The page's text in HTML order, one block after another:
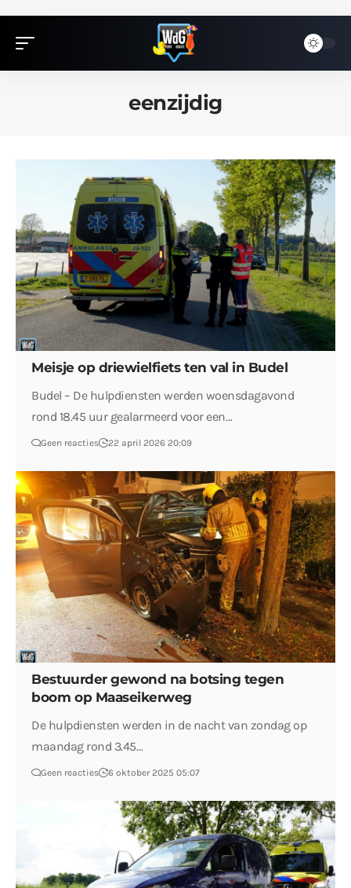
eenzijdig
Meisje op driewielfiets ten val in Budel
Budel – De hulpdiensten werden woensdagavond
rond 18.45 uur gealarmeerd voor een…
Geen reacties 22 april 2026 20:09
Bestuurder gewond na botsing tegen
boom op Maaseikerweg
De hulpdiensten werden in de nacht van zondag op
maandag rond 3.45…
Geen reacties 6 oktober 2025 05:07